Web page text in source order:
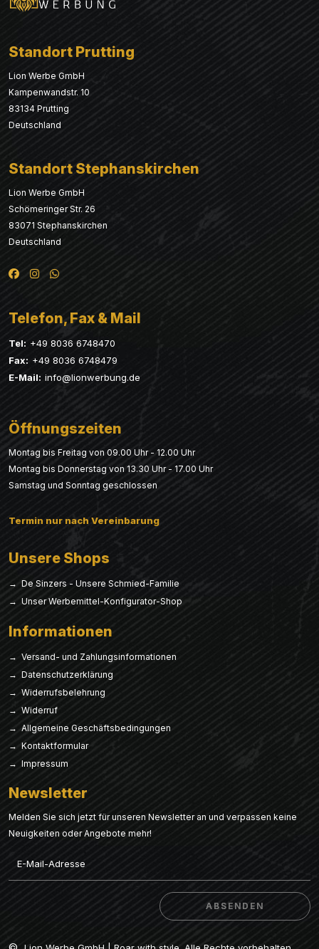
Standort Prutting
Lion Werbe GmbH
Kampenwandstr. 10
83134 Prutting
Deutschland
Standort Stephanskirchen
Lion Werbe GmbH
Schömeringer Str. 26
83071 Stephanskirchen
Deutschland
Telefon, Fax & Mail
Tel: +49 8036 6748470
Fax: +49 8036 6748479
E-Mail: info@lionwerbung.de
Öffnungszeiten
Montag bis Freitag von 09.00 Uhr - 12.00 Uhr
Montag bis Donnerstag von 13.30 Uhr - 17.00 Uhr
Samstag und Sonntag geschlossen
Termin nur nach Vereinbarung
Unsere Shops
→ De Sinzers - Unsere Schmied-Familie
→ Unser Werbemittel-Konfigurator-Shop
Informationen
→ Versand- und Zahlungsinformationen
→ Datenschutzerklärung
→ Widerrufsbelehrung
→ Widerruf
→ Allgemeine Geschäftsbedingungen
→ Kontaktformular
→ Impressum
Newsletter
Melden Sie sich jetzt für unseren Newsletter an und verpassen keine
Neuigkeiten oder Angebote mehr!
ABSENDEN
ABSENDEN